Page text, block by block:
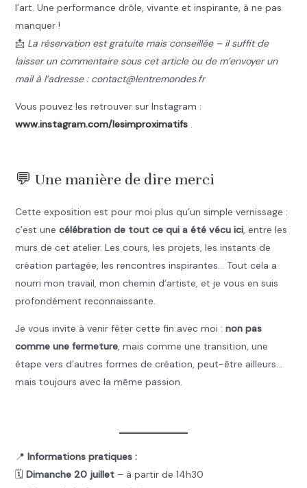
l’art. Une performance drôle, vivante et inspirante, à ne pas
manquer !
📩 La réservation est gratuite mais conseillée – il suffit de
laisser un commentaire sous cet article ou de m’envoyer un
mail à l’adresse : contact@lentremondes.fr
Vous pouvez les retrouver sur Instagram :
www.instagram.com/lesimproximatifs.
💬 Une manière de dire merci
Cette exposition est pour moi plus qu’un simple vernissage :
c’est une célébration de tout ce qui a été vécu ici, entre les
murs de cet atelier. Les cours, les projets, les instants de
création partagée, les rencontres inspirantes… Tout cela a
nourri mon travail, mon chemin d’artiste, et je vous en suis
profondément reconnaissante.
Je vous invite à venir fêter cette fin avec moi : non pas
comme une fermeture, mais comme une transition, une
étape vers d’autres formes de création, peut-être ailleurs…
mais toujours avec la même passion.
📍 Informations pratiques :
🗓️ Dimanche 20 juillet– à partir de 14h30